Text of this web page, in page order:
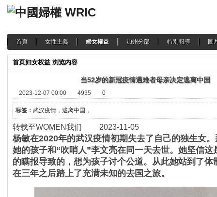
首頁 女性主義 婦女權益 加州分部 特別報導 圖
首页妇女权益 浏览内容
当52岁的新冠疫情遇难者母亲决定逃离中国
2023-12-07 00:00 4935 0
标签： 武汉疫情，逃离中国，
转载至WOMEN我们 2023-11-05
杨敏在2020年的武汉疫情初期失去了自己的独生女。
她的孩子和“吹哨人”李文亮在同一天去世。 她坚信这
的瞒报导致的，想为孩子讨个公道。 从此她站到了体
在三年之后踏上了充满未知的去国之旅。